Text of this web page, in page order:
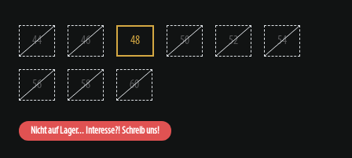
44 46 48 50 52 54
56 58 60
Nicht auf Lager... Interesse?! Schreib uns!